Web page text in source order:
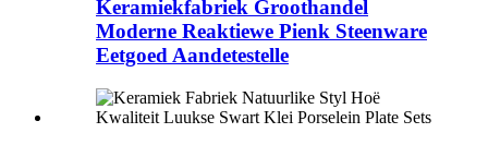
Keramiekfabriek Groothandel
Moderne Reaktiewe Pienk Steenware
Eetgoed Aandetestelle